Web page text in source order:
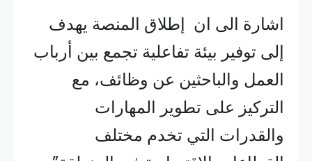
اشارة الى ان إطلاق المنصة يهدف
إلى توفير بيئة تفاعلية تجمع بين أرباب
العمل والباحثين عن وظائف، مع
التركيز على تطوير المهارات
والقدرات التي تخدم مختلف